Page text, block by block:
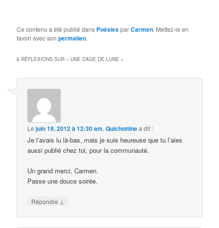
Ce contenu a été publié dans PoésiesparCarmen. Mettez-le en
favori avec sonpermalien.
6 RÉFLEXIONS SUR «UNE CAGE DE LUNE »
Lejuin 19, 2012 à 12:30 am,Quichottinea dit :
Je l’avais lu là-bas, mais je suis heureuse que tu l’aies
aussi publié chez toi, pour la communauté.
Un grand merci, Carmen.
Passe une douce soirée.
Répondre ↓